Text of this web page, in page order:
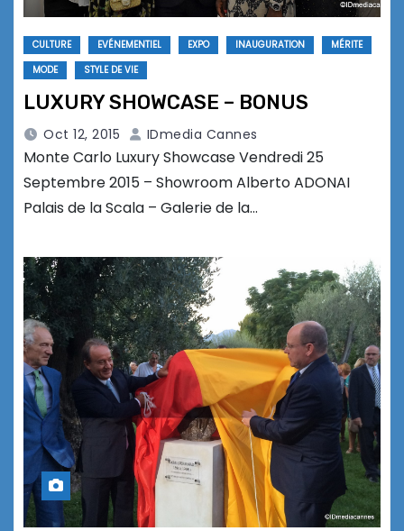
CULTURE EVÉNEMENTIEL EXPO INAUGURATION
MÉRITE
MODE
STYLE DE VIE
LUXURY SHOWCASE – BONUS
Oct 12, 2015 IDmedia Cannes
Monte Carlo Luxury Showcase Vendredi 25
Septembre 2015 – Showroom Alberto ADONAI
Palais de la Scala – Galerie de la…